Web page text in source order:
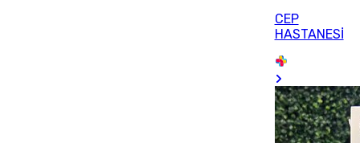
CEP
HASTANESİ